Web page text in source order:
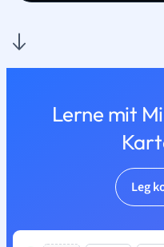
Lerne mit
Leg